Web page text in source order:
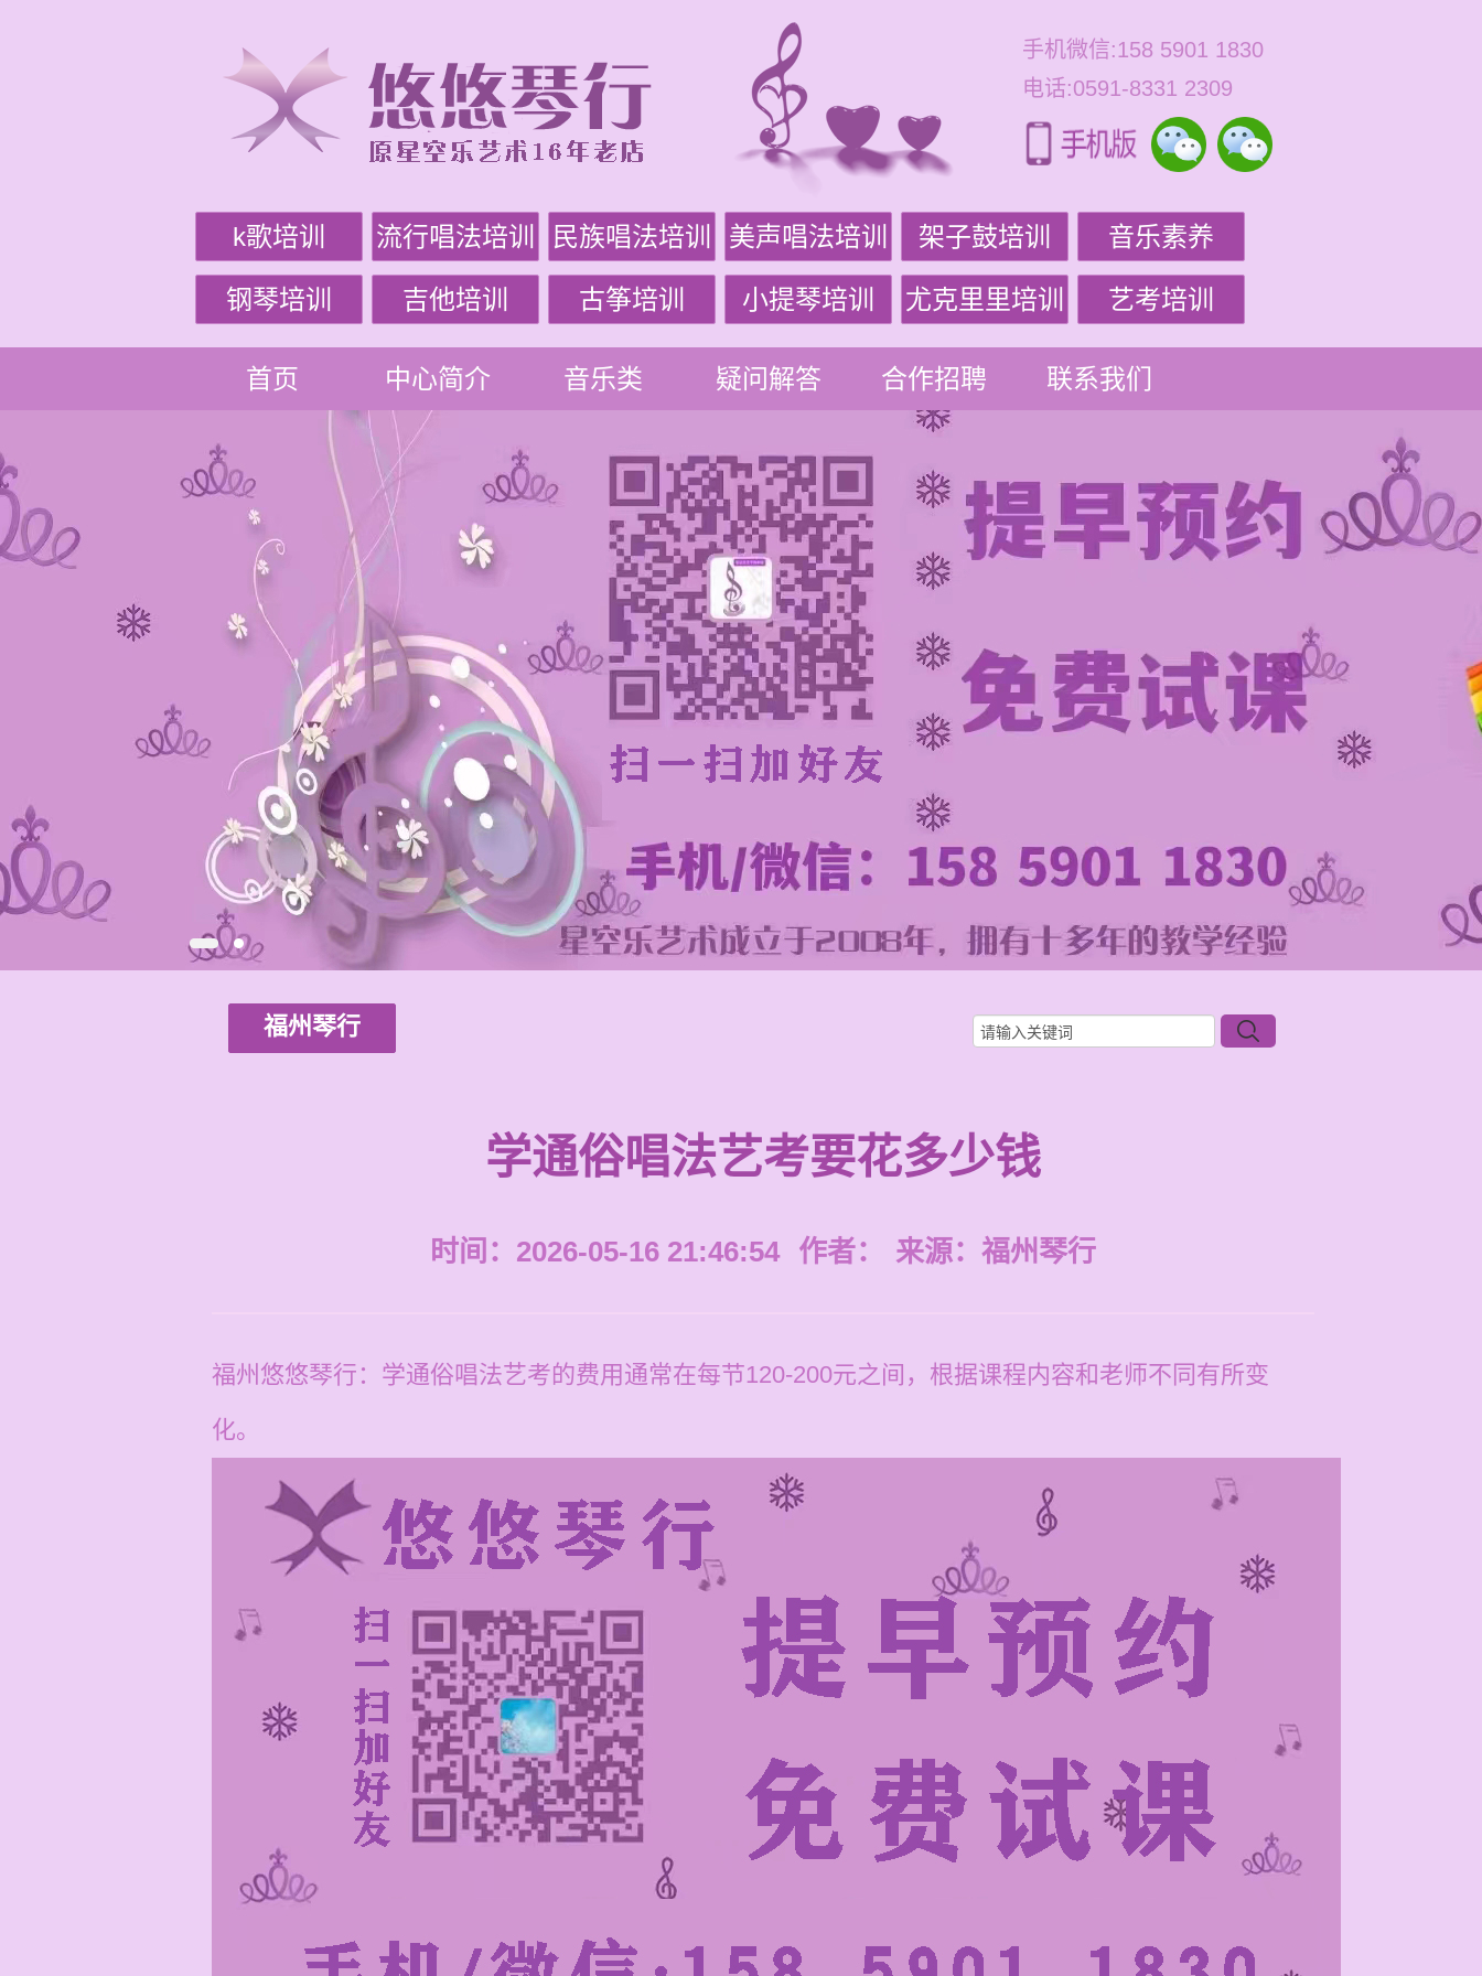
手机微信:158 5901 1830
电话:0591-8331 2309
k歌培训 流行唱法培训 民族唱法培训 美声唱法培训 架子鼓培训 音乐素养
钢琴培训 吉他培训 古筝培训 小提琴培训 尤克里里培训 艺考培训
首页 中心简介 音乐类 疑问解答 合作招聘 联系我们
福州琴行
学通俗唱法艺考要花多少钱
时间：2026-05-16 21:46:54 作者： 来源： 福州琴行
福州悠悠琴行：学通俗唱法艺考的费用通常在每节120-200元之间，根据课程内容和老师不同有所变
化。